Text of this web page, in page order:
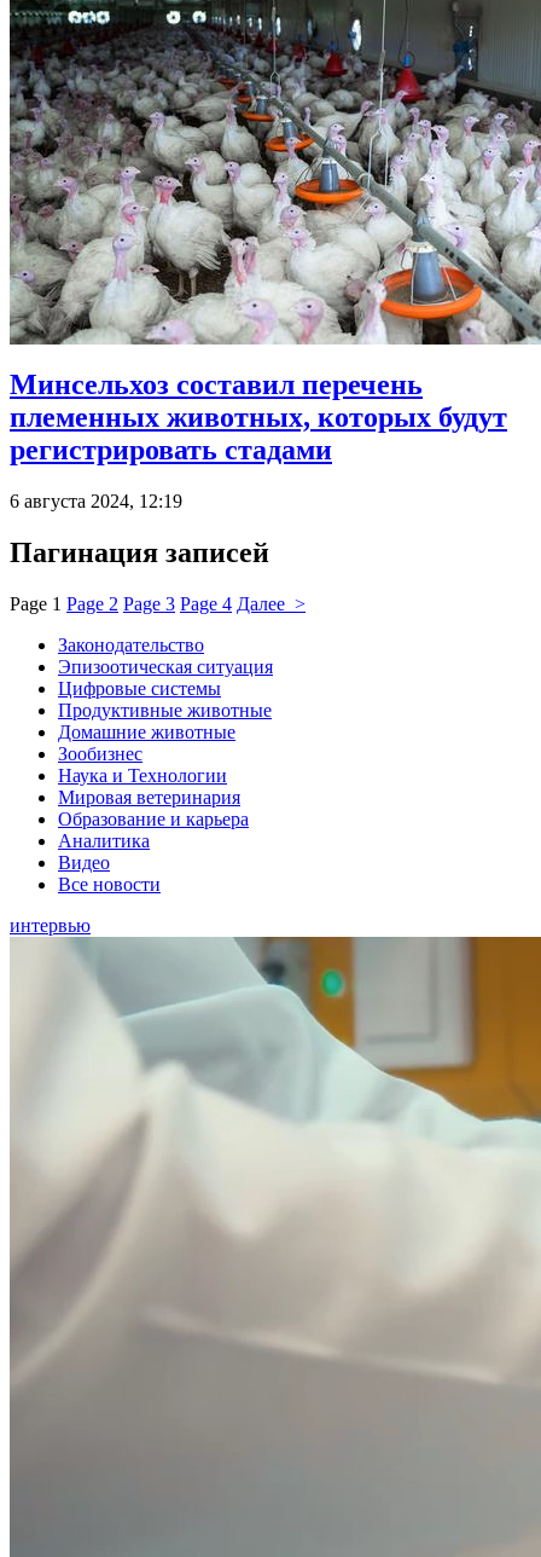
Минсельхоз составил перечень
племенных животных, которых будут
регистрировать стадами
6 августа 2024, 12:19
Пагинация записей
Page 1 Page 2 Page 3 Page 4 Далее >
Законодательство
Эпизоотическая ситуация
Цифровые системы
Продуктивные животные
Домашние животные
Зообизнес
Наука и Технологии
Мировая ветеринария
Образование и карьера
Аналитика
Видео
Все новости
интервью